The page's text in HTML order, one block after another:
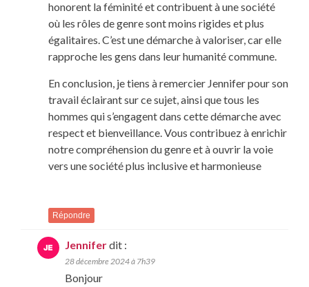
honorent la féminité et contribuent à une société
où les rôles de genre sont moins rigides et plus
égalitaires. C’est une démarche à valoriser, car elle
rapproche les gens dans leur humanité commune.
En conclusion, je tiens à remercier Jennifer pour son
travail éclairant sur ce sujet, ainsi que tous les
hommes qui s’engagent dans cette démarche avec
respect et bienveillance. Vous contribuez à enrichir
notre compréhension du genre et à ouvrir la voie
vers une société plus inclusive et harmonieuse
Répondre
Jenniferdit :
28 décembre 2024 à 7h39
Bonjour